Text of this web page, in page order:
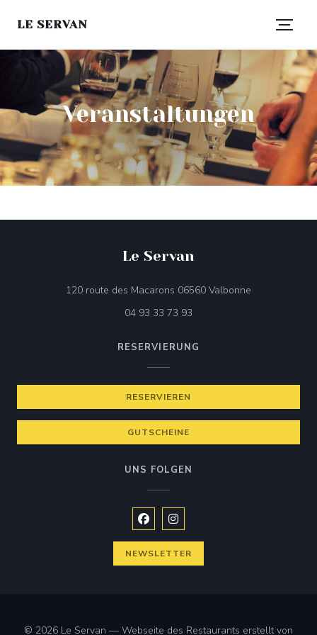
LE SERVAN
Veranstaltungen
Le Servan
120 route des Macarons 06560 Valbonne
04 93 33 73 93
RESERVIERUNG
RESERVIEREN
GUTSCHEINE
UNS FOLGEN
Facebook ((öffnet ein neues
Instagram ((öffnet ein neues
NEWSLETTER
© 2026 Le Servan — Webseite des Restaurants erstellt von
LE SERVAN